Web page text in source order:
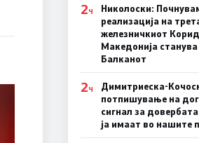
2Ч
Николоски:
реализација на
железничкиот
Македонија
Балканот
2Ч
Димитриеска-
потпишување на
сигнал за
ја имаат во нашите